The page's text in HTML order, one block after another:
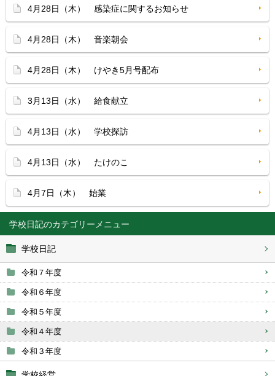
学校日記
学校日記
令和７年度
令和６年度
令和５年度
令和４年度
令和３年度
4月28日（木） 感染症に関するお知らせ
4月28日（木） 音楽朝会
4月28日（木） けやき5月号配布
3月13日（水） 給食献立
4月13日（水） 学校探訪
4月13日（水） たけのこ
4月7日（木） 始業